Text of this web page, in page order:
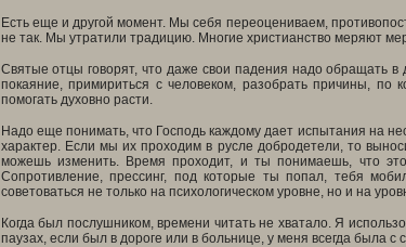
Есть еще и другой момент. Мы себя переоцениваем,
не так. Мы утратили традицию. Многие христианство меряют
Святые отцы говорят, что даже свои падения надо обращать в
покаяние, примириться с человеком, разобрать причины, по
помогать духовно расти.
Надо еще понимать, что Господь каждому дает испытания на
характер. Если мы их проходим в русле добродетели, то
можешь изменить. Время проходит, и ты понимаешь, что
Сопротивление, прессинг, под которые ты попал, тебя
советоваться не только на психологическом уровне, но и на
Когда был послушником, времени читать не хватало. Я
паузах, если был в дороге или в больнице, у меня всегда была с